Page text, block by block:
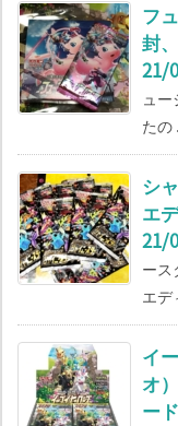
フ
封
21/
ュ
たの
シ
エ
21/
ース
エデ
イ
オ
ー